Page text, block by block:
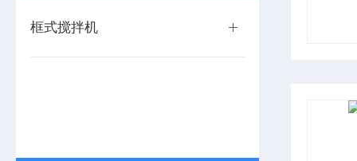
框式搅拌机